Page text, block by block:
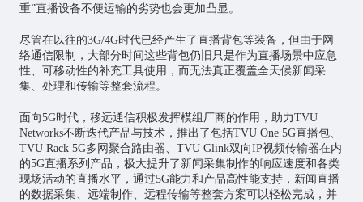
重”直播设备不便运输的劣势也会更加凸显。
尽管在以往的3G/4G时代已经产生了直播背包等装备，但由于网
络通信限制，大部分时间这些背包仍旧只是作为直播场景中应急
性、可移动性的补充工具使用，而无法真正覆盖全天候新闻采
集、处理和传输等整套流程。
面向5G时代，移远通信积极发挥模组厂商的作用，助力TVU
Networks不断迭代产品与技术，推出了包括TVU One 5G直播包、
TVU Rack 5G多网聚合路由器、TVU Glink双向IP视频传输器在内
的5G直播系列产品，极大提升了新闻采集制作的响应速度和各类
现场活动的直播水平，通过5G能力和产品高性能支持，新闻直播
的数据采集、远端制作、远程传输等整套方案可以轻松完成，并